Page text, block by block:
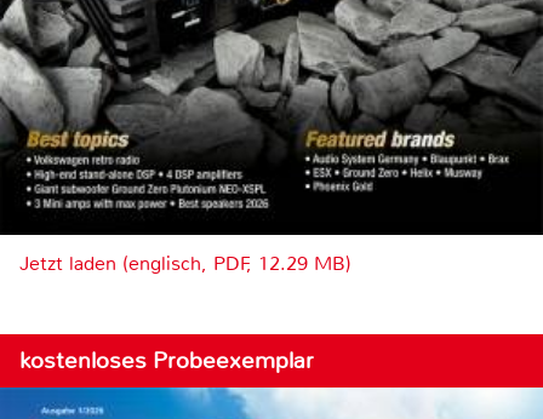
Jetzt laden (englisch, PDF, 12.29 MB)
kostenloses Probeexemplar